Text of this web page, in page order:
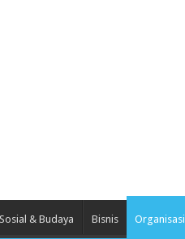
Sosial & Budaya Bisnis Organisasi